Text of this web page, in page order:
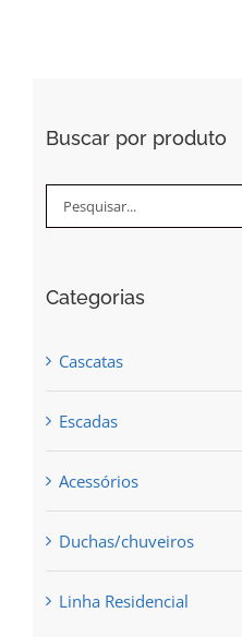
Buscar por produto
Categorias
Cascatas
Escadas
Acessórios
Duchas/chuveiros
Linha Residencial